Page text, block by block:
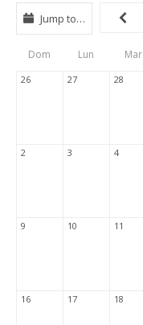
View
Type
Tabs
Jump to…
Dom Lun Mar
26 27 28
2 3 4
9 10 11
16 17 18